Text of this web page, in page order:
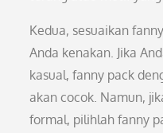
Kedua, sesuaikan
Anda kenakan. Jika
kasual, fanny pack
akan cocok. Namun,
formal, pilihlah fanny